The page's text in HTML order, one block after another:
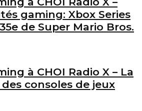
gaming: Xbox Series
35e de Super Mario Bros.
à CHOI Radio X – La
consoles de jeux